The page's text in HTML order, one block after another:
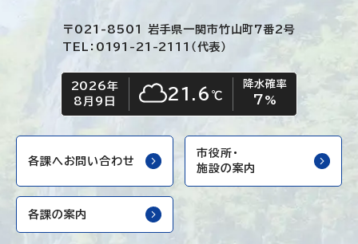
〒021-8501 岩手県一関市竹山町7番2号
TEL：0191-21-2111（代表）
今日の日付
2026年
8月9日
今日の天気
くもり21.6 ℃
降水確率
7 %
各課へお問い合わせ
市役所・
施設の案内
各課の案内